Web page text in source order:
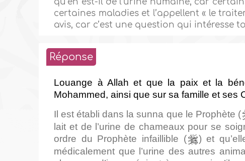
certaines maladies et l’appellent « le
avis, car c’est une question qui intéresse
Réponse
Louange à Allah et que la paix et la
Mohammed, ainsi que sur sa famille et ses
Il est établi dans la sunna que le Prophète (
lait et de l’urine de chameaux pour se
ordre du Prophète infaillible (
) et
médicalement que l’urine des autres